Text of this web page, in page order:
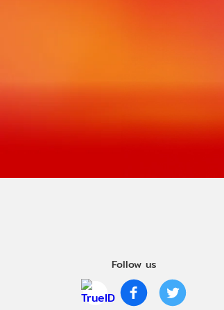
Follow us